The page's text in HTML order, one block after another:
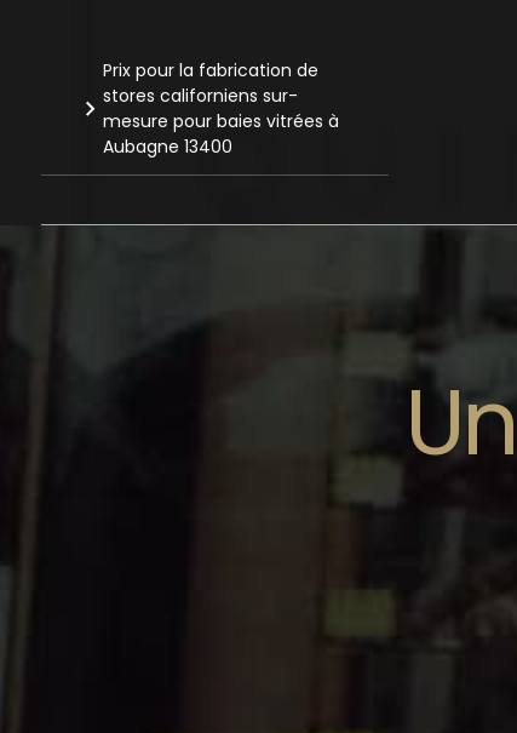
Prix pour la fabrication de
stores californiens sur-
mesure pour baies vitrées à
Aubagne 13400